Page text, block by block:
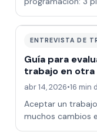
canales YouTube
ENTREVISTA DE
Guía para
trabajo en otra
abr 14, 2026•16 min
Aceptar un
muchos cambios
decisión muy